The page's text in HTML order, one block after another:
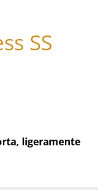
SS
ligeramente